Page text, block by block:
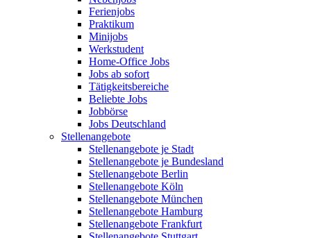
Ferienjobs
Praktikum
Minijobs
Werkstudent
Home-Office Jobs
Jobs ab sofort
Tätigkeitsbereiche
Beliebte Jobs
Jobbörse
Jobs Deutschland
Stellenangebote
Stellenangebote je Stadt
Stellenangebote je Bundesland
Stellenangebote Berlin
Stellenangebote Köln
Stellenangebote München
Stellenangebote Hamburg
Stellenangebote Frankfurt